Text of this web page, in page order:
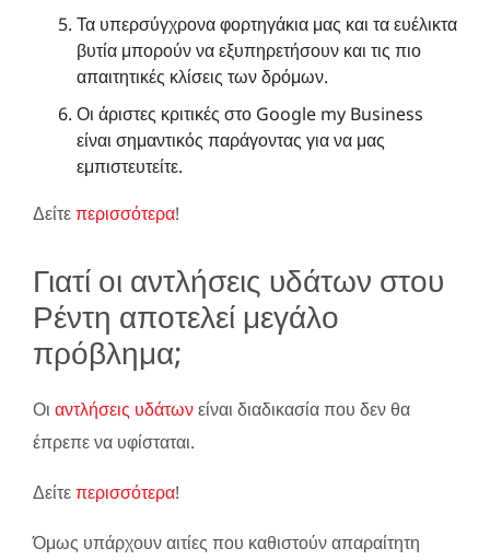
Τα υπερσύγχρονα φορτηγάκια μας και τα ευέλικτα
βυτία μπορούν να εξυπηρετήσουν και τις πιο
απαιτητικές κλίσεις των δρόμων.
Οι άριστες κριτικές στο Google my Business
είναι σημαντικός παράγοντας για να μας
εμπιστευτείτε.
Δείτεπερισσότερα!
Γιατί οι αντλήσεις υδάτων στου
Ρέντη αποτελεί μεγάλο
πρόβλημα;
Οι αντλήσεις υδάτωνείναι διαδικασία που δεν θα
έπρεπε να υφίσταται.
Δείτεπερισσότερα!
Όμως υπάρχουν αιτίες που καθιστούν απαραίτητη